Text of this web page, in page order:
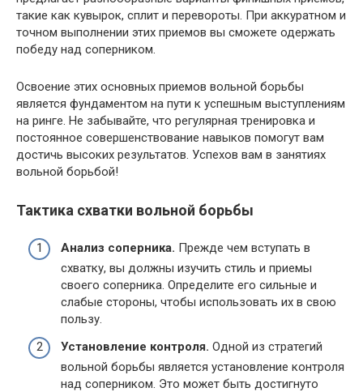
такие как кувырок, сплит и перевороты. При аккуратном и
точном выполнении этих приемов вы сможете одержать
победу над соперником.
Освоение этих основных приемов вольной борьбы
является фундаментом на пути к успешным выступлениям
на ринге. Не забывайте, что регулярная тренировка и
постоянное совершенствование навыков помогут вам
достичь высоких результатов. Успехов вам в занятиях
вольной борьбой!
Тактика схватки вольной борьбы
Анализ соперника. Прежде чем вступать в
схватку, вы должны изучить стиль и приемы
своего соперника. Определите его сильные и
слабые стороны, чтобы использовать их в свою
пользу.
Установление контроля. Одной из стратегий
вольной борьбы является установление контроля
над соперником. Это может быть достигнуто